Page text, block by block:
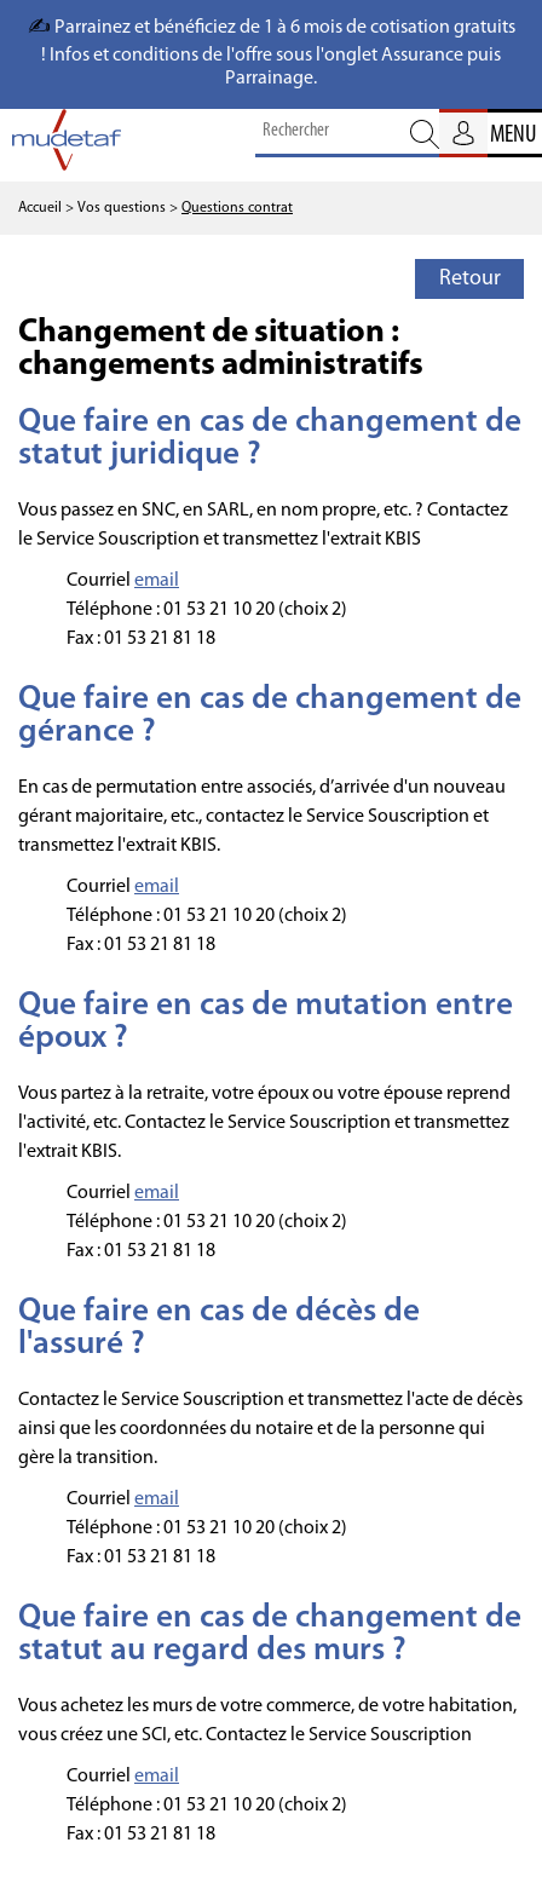
✍️ Parrainez et bénéficiez de 1 à 6 mois de cotisation gratuits
! Infos et conditions de l'offre sous l'onglet Assurance puis
Parrainage.
MENU
Accueil > Vos questions > Questions contrat
Retour
Changement de situation :
changements administratifs
Que faire en cas de changement de
statut juridique ?
Vous passez en SNC, en SARL, en nom propre, etc. ? Contactez
le Service Souscription et transmettez l'extrait KBIS
Courriel email
Téléphone : 01 53 21 10 20 (choix 2)
Fax : 01 53 21 81 18
Que faire en cas de changement de
gérance ?
En cas de permutation entre associés, d’arrivée d'un nouveau
gérant majoritaire, etc., contactez le Service Souscription et
transmettez l'extrait KBIS.
Courriel email
Téléphone : 01 53 21 10 20 (choix 2)
Fax : 01 53 21 81 18
Que faire en cas de mutation entre
époux ?
Vous partez à la retraite, votre époux ou votre épouse reprend
l'activité, etc. Contactez le Service Souscription et transmettez
l'extrait KBIS.
Courriel email
Téléphone : 01 53 21 10 20 (choix 2)
Fax : 01 53 21 81 18
Que faire en cas de décès de
l'assuré ?
Contactez le Service Souscription et transmettez l'acte de décès
ainsi que les coordonnées du notaire et de la personne qui
gère la transition.
Courriel email
Téléphone : 01 53 21 10 20 (choix 2)
Fax : 01 53 21 81 18
Que faire en cas de changement de
statut au regard des murs ?
Vous achetez les murs de votre commerce, de votre habitation,
vous créez une SCI, etc. Contactez le Service Souscription
Courriel email
Téléphone : 01 53 21 10 20 (choix 2)
Fax : 01 53 21 81 18